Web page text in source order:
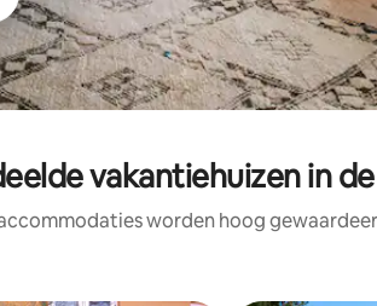
vakantiehuizen in
worden hoog